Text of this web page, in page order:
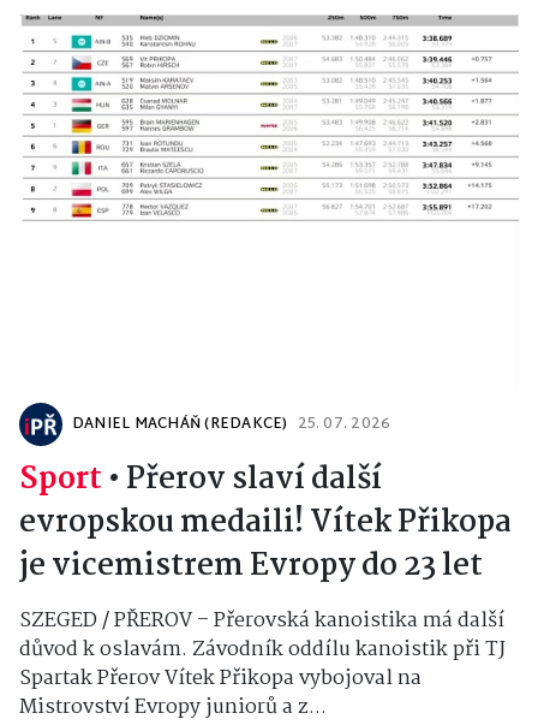
DANIEL MACHÁŇ (REDAKCE) 25. 07. 2026
Sport • Přerov slaví další
evropskou medaili! Vítek Přikopa
je vicemistrem Evropy do 23 let
SZEGED / PŘEROV – Přerovská kanoistika má další
důvod k oslavám. Závodník oddílu kanoistik při TJ
Spartak Přerov Vítek Přikopa vybojoval na
Mistrovství Evropy juniorů a z...